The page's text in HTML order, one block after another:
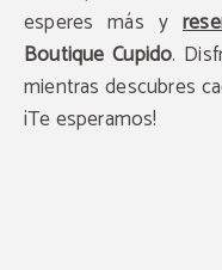
esperes más y
Boutique Cupido.
mientras descubres
¡Te esperamos!